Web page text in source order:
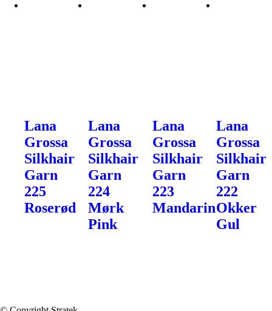
Lana
Grossa
Silkhair
Garn
225
Roserød
Lana
Grossa
Silkhair
Garn
224
Mørk
Pink
Lana
Grossa
Silkhair
Garn
223
Mandarin
Lana
Grossa
Silkhair
Garn
222
Okker
Gul